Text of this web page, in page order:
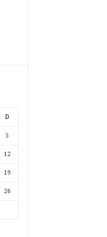
D
5
12
19
26